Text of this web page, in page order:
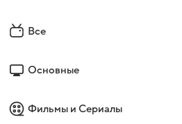
Все
Основные
Фильмы и Сериалы